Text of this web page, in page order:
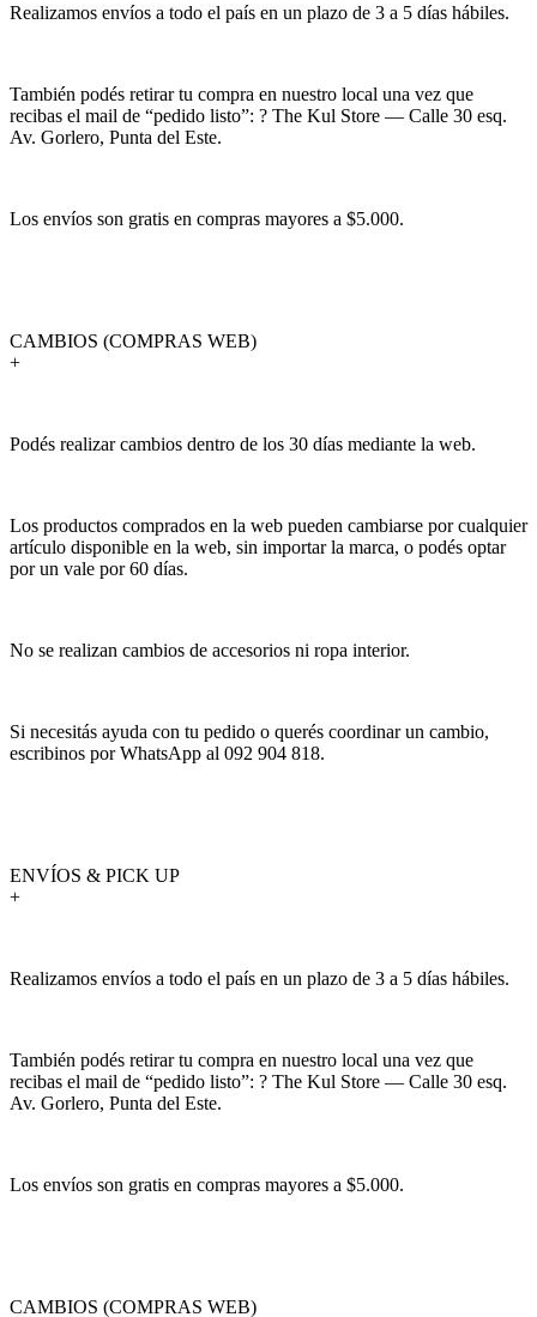
Realizamos envíos a todo el país en un plazo de 3 a 5 días hábiles.
También podés retirar tu compra en nuestro local una vez que
recibas el mail de “pedido listo”: ? The Kul Store — Calle 30 esq.
Av. Gorlero, Punta del Este.
Los envíos son gratis en compras mayores a $5.000.
CAMBIOS (COMPRAS WEB)
+
Podés realizar cambios dentro de los 30 días mediante la web.
Los productos comprados en la web pueden cambiarse por cualquier
artículo disponible en la web, sin importar la marca, o podés optar
por un vale por 60 días.
No se realizan cambios de accesorios ni ropa interior.
Si necesitás ayuda con tu pedido o querés coordinar un cambio,
escribinos por WhatsApp al 092 904 818.
ENVÍOS & PICK UP
+
Realizamos envíos a todo el país en un plazo de 3 a 5 días hábiles.
También podés retirar tu compra en nuestro local una vez que
recibas el mail de “pedido listo”: ? The Kul Store — Calle 30 esq.
Av. Gorlero, Punta del Este.
Los envíos son gratis en compras mayores a $5.000.
CAMBIOS (COMPRAS WEB)